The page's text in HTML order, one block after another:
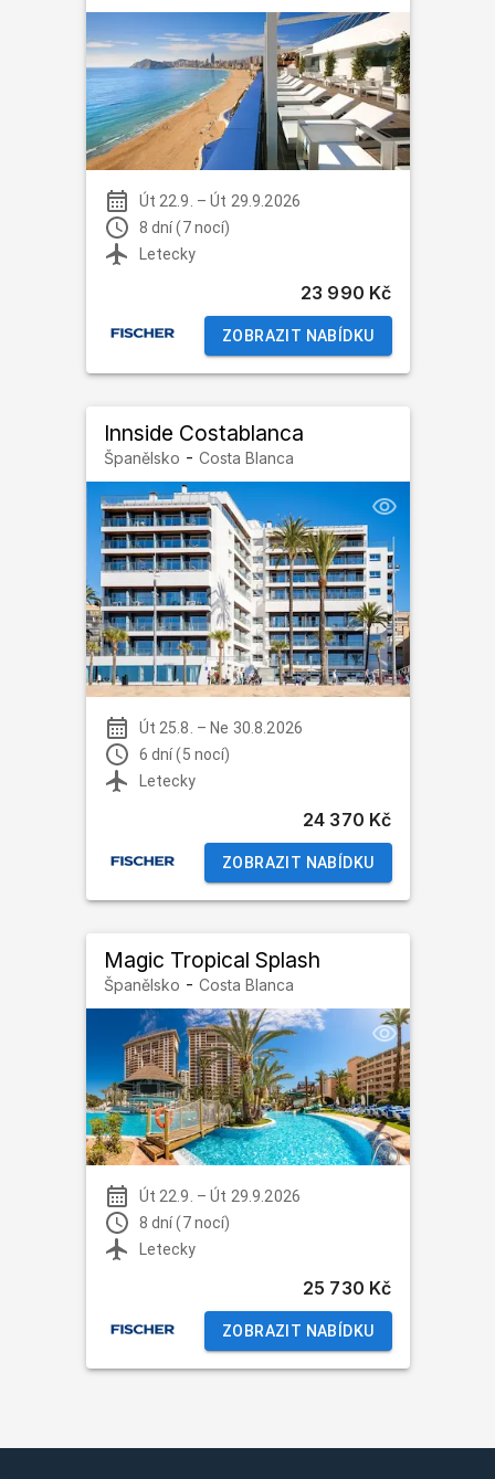
Út 22.9. –Út 29.9.2026
8 dní (7 nocí)
Letecky
23 990 Kč
ZOBRAZIT NABÍDKU
Innside Costablanca
Španělsko - Costa Blanca
Út 25.8. – Ne 30.8.2026
6 dní (5 nocí)
Letecky
24 370 Kč
ZOBRAZIT NABÍDKU
Magic Tropical Splash
Španělsko - Costa Blanca
Út 22.9. –Út 29.9.2026
8 dní (7 nocí)
Letecky
25 730 Kč
ZOBRAZIT NABÍDKU